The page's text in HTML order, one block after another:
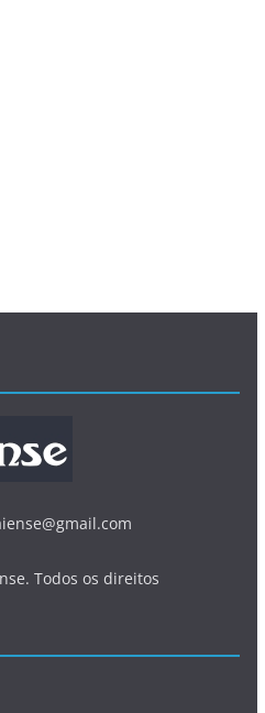
Todos os direitos